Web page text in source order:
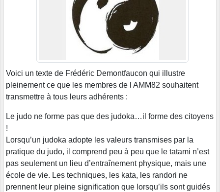
Voici un texte de Frédéric Demontfaucon qui illustre
pleinement ce que les membres de l AMM82 souhaitent
transmettre à tous leurs adhérents :
Le judo ne forme pas que des judoka…il forme des citoyens
!
Lorsqu’un judoka adopte les valeurs transmises par la
pratique du judo, il comprend peu à peu que le tatami n’est
pas seulement un lieu d’entraînement physique, mais une
école de vie. Les techniques, les kata, les randori ne
prennent leur pleine signification que lorsqu’ils sont guidés